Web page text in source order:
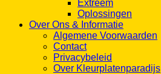
Extreem
Oplossingen
Over Ons & Informatie
Algemene Voorwaarden
Contact
Privacybeleid
Over Kleurplatenparadijs